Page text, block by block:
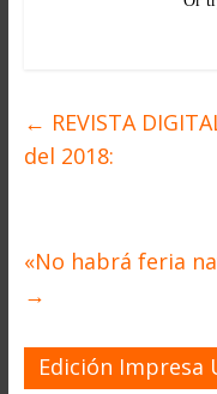
← REVISTA
del 2018:
«No habrá feria
→
Edición Impresa